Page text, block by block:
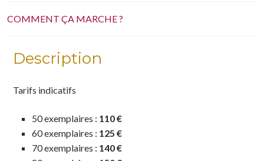
COMMENT ÇA MARCHE ?
Description
Tarifs indicatifs
50 exemplaires : 110 €
60 exemplaires : 125 €
70 exemplaires : 140 €